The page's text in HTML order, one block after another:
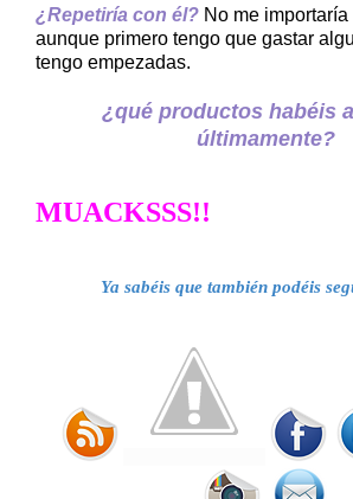
¿Repetiría con él? No me
aunque primero tengo que gastar
tengo empezadas.
¿qué productos habéis
últimamente?
MUACKSSS!!
Ya sabéis que también podéis